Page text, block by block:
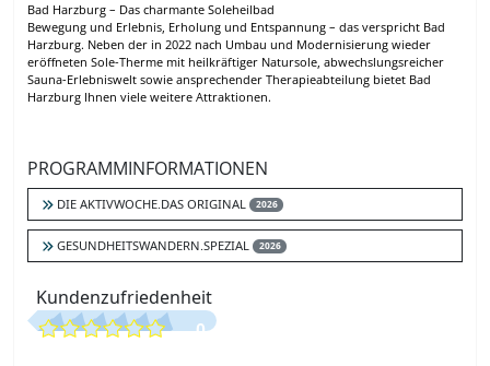
Bad Harzburg – Das charmante Soleheilbad
Bewegung und Erlebnis, Erholung und Entspannung – das verspricht Bad
Harzburg. Neben der in 2022 nach Umbau und Modernisierung wieder
eröffneten Sole-Therme mit heilkräftiger Natursole, abwechslungsreicher
Sauna-Erlebniswelt sowie ansprechender Therapieabteilung bietet Bad
Harzburg Ihnen viele weitere Attraktionen.
PROGRAMMINFORMATIONEN
DIE AKTIVWOCHE.DAS ORIGINAL 2026
GESUNDHEITSWANDERN.SPEZIAL 2026
Kundenzufriedenheit
0